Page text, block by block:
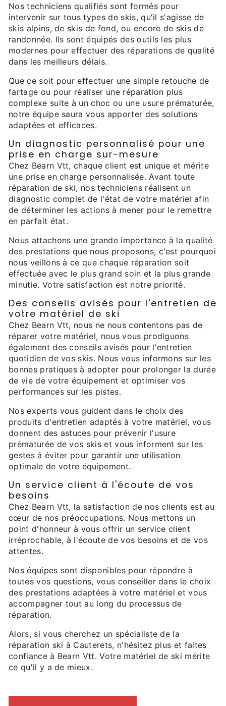
Nos techniciens qualifiés sont formés pour
intervenir sur tous types de skis, qu'il s'agisse de
skis alpins, de skis de fond, ou encore de skis de
randonnée. Ils sont équipés des outils les plus
modernes pour effectuer des réparations de qualité
dans les meilleurs délais.
Que ce soit pour effectuer une simple retouche de
fartage ou pour réaliser une réparation plus
complexe suite à un choc ou une usure prématurée,
notre équipe saura vous apporter des solutions
adaptées et efficaces.
Un diagnostic personnalisé pour une
prise en charge sur-mesure
Chez Bearn Vtt, chaque client est unique et mérite
une prise en charge personnalisée. Avant toute
réparation de ski, nos techniciens réalisent un
diagnostic complet de l'état de votre matériel afin
de déterminer les actions à mener pour le remettre
en parfait état.
Nous attachons une grande importance à la qualité
des prestations que nous proposons, c'est pourquoi
nous veillons à ce que chaque réparation soit
effectuée avec le plus grand soin et la plus grande
minutie. Votre satisfaction est notre priorité.
Des conseils avisés pour l'entretien de
votre matériel de ski
Chez Bearn Vtt, nous ne nous contentons pas de
réparer votre matériel, nous vous prodiguons
également des conseils avisés pour l'entretien
quotidien de vos skis. Nous vous informons sur les
bonnes pratiques à adopter pour prolonger la durée
de vie de votre équipement et optimiser vos
performances sur les pistes.
Nos experts vous guident dans le choix des
produits d'entretien adaptés à votre matériel, vous
donnent des astuces pour prévenir l'usure
prématurée de vos skis et vous informent sur les
gestes à éviter pour garantir une utilisation
optimale de votre équipement.
Un service client à l'écoute de vos
besoins
Chez Bearn Vtt, la satisfaction de nos clients est au
cœur de nos préoccupations. Nous mettons un
point d'honneur à vous offrir un service client
irréprochable, à l'écoute de vos besoins et de vos
attentes.
Nos équipes sont disponibles pour répondre à
toutes vos questions, vous conseiller dans le choix
des prestations adaptées à votre matériel et vous
accompagner tout au long du processus de
réparation.
Alors, si vous cherchez un spécialiste de la
réparation ski à Cauterets, n'hésitez plus et faites
confiance à Bearn Vtt. Votre matériel de ski mérite
ce qu'il y a de mieux.